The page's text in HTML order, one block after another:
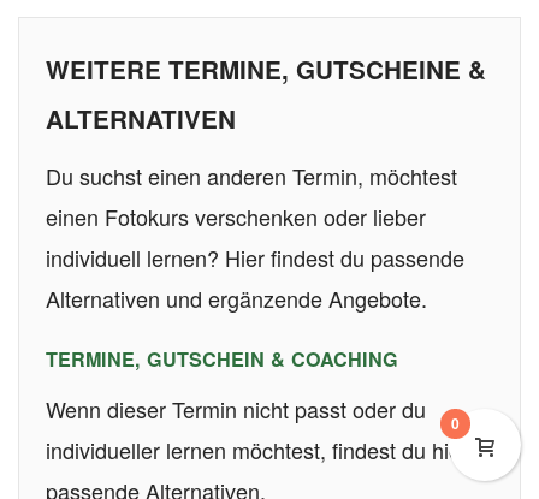
WEITERE TERMINE, GUTSCHEINE &
ALTERNATIVEN
Du suchst einen anderen Termin, möchtest
einen Fotokurs verschenken oder lieber
individuell lernen? Hier findest du passende
Alternativen und ergänzende Angebote.
TERMINE, GUTSCHEIN & COACHING
Wenn dieser Termin nicht passt oder du
individueller lernen möchtest, findest du hier
passende Alternativen.
0